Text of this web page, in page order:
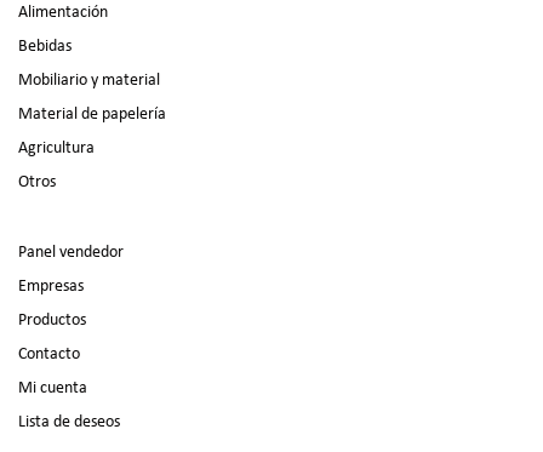
Alimentación
Bebidas
Mobiliario y material
Material de papelería
Agricultura
Otros
Panel vendedor
Empresas
Productos
Contacto
Mi cuenta
Lista de deseos